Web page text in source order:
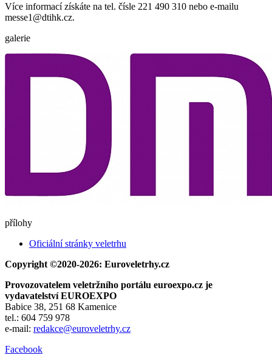
Více informací získáte na tel. čísle 221 490 310 nebo e-mailu
messe1@dtihk.cz.
galerie
přílohy
Oficiální stránky veletrhu
Copyright ©2020-2026: Euroveletrhy.cz
Provozovatelem veletržního portálu euroexpo.cz je
vydavatelství EUROEXPO
Babice 38, 251 68 Kamenice
tel.: 604 759 978
e-mail: redakce@euroveletrhy.cz
Facebook